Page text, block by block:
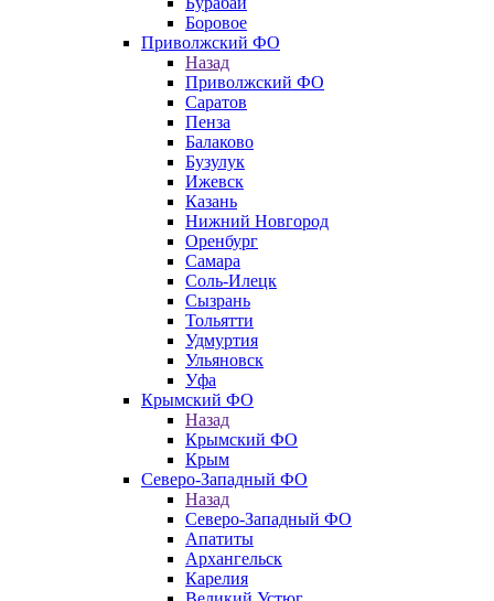
Боровое
Приволжский ФО
Назад
Приволжский ФО
Саратов
Пенза
Балаково
Бузулук
Ижевск
Казань
Нижний Новгород
Оренбург
Самара
Соль-Илецк
Сызрань
Тольятти
Удмуртия
Ульяновск
Уфа
Крымский ФО
Назад
Крымский ФО
Крым
Северо-Западный ФО
Назад
Северо-Западный ФО
Апатиты
Архангельск
Карелия